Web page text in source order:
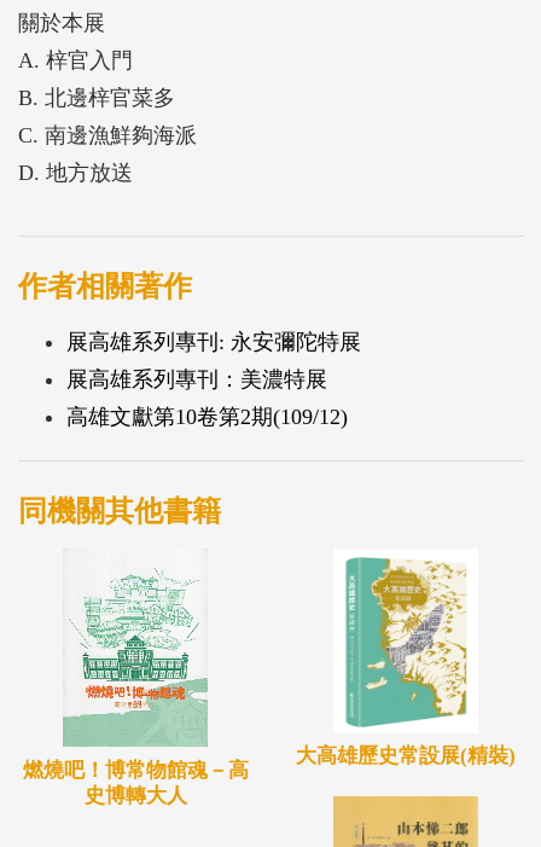
關於本展
A. 梓官入門
B. 北邊梓官菜多
C. 南邊漁鮮夠海派
D. 地方放送
作者相關著作
展高雄系列專刊: 永安彌陀特展
展高雄系列專刊：美濃特展
高雄文獻第10卷第2期(109/12)
同機關其他書籍
燃燒吧！博常物館魂－高
史博轉大人
大高雄歷史常設展(精裝)